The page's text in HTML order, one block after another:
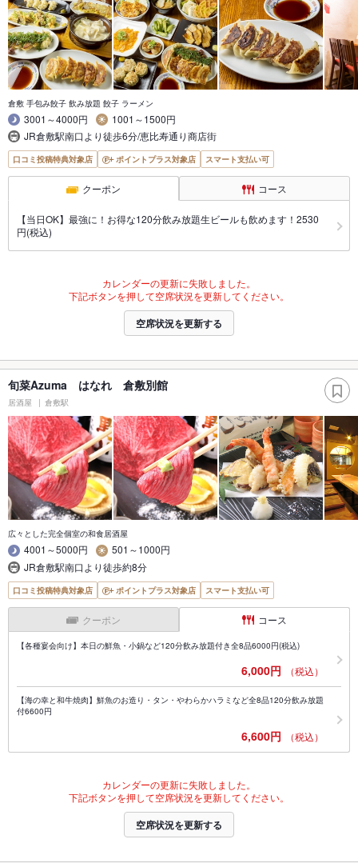
倉敷 手包み餃子 飲み放題 餃子 ラーメン
3001～4000円
1001～1500円
JR倉敷駅南口より徒歩6分/恵比寿通り商店街
口コミ投稿特典対象店 ポイントプラス対象店 スマート支払い可
クーポン コース
【当日OK】最強に！お得な120分飲み放題生ビールも飲めます！2530
円(税込)
カレンダーの更新に失敗しました。
下記ボタンを押して空席状況を更新してください。
空席状況を更新する
旬菜Azuma はなれ 倉敷別館
居酒屋 倉敷駅
広々とした完全個室の和食居酒屋
4001～5000円
501～1000円
JR倉敷駅南口より徒歩約8分
口コミ投稿特典対象店 ポイントプラス対象店 スマート支払い可
クーポン コース
【各種宴会向け】本日の鮮魚・小鍋など120分飲み放題付き全8品6000円(税込)
6,000円 （税込）
【海の幸と和牛焼肉】鮮魚のお造り・タン・やわらかハラミなど全8品120分飲み放題
付6600円
6,600円 （税込）
カレンダーの更新に失敗しました。
下記ボタンを押して空席状況を更新してください。
空席状況を更新する